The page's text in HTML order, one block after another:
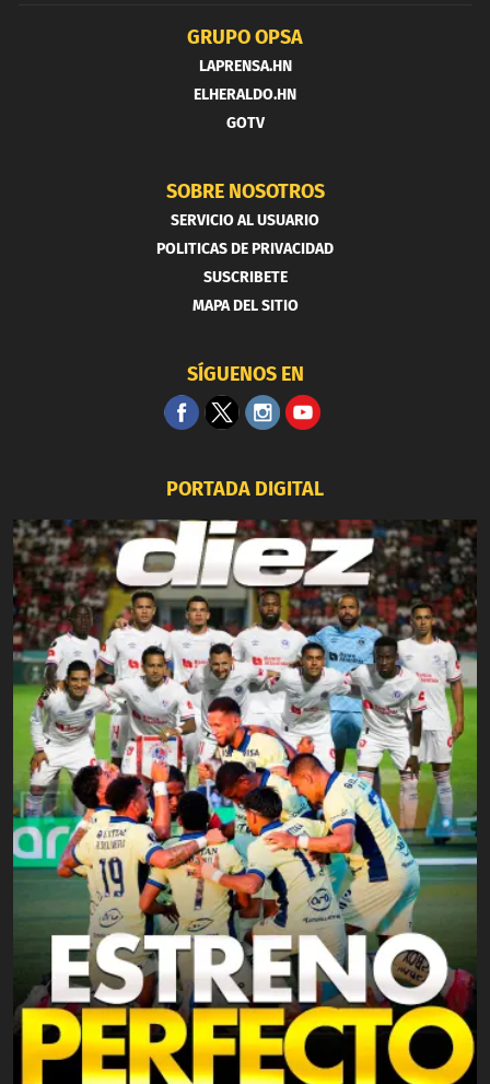
GRUPO OPSA
LAPRENSA.HN
ELHERALDO.HN
GOTV
SOBRE NOSOTROS
SERVICIO AL USUARIO
POLITICAS DE PRIVACIDAD
SUSCRIBETE
MAPA DEL SITIO
SÍGUENOS EN
PORTADA DIGITAL